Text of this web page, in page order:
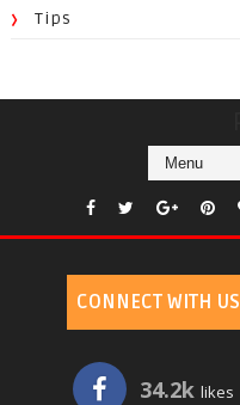
Tips
CONNECT WITH US
34.2k likes